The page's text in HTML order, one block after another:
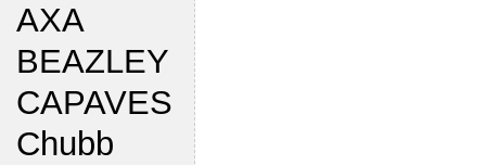
AXA
BEAZLEY
CAPAVES
Chubb